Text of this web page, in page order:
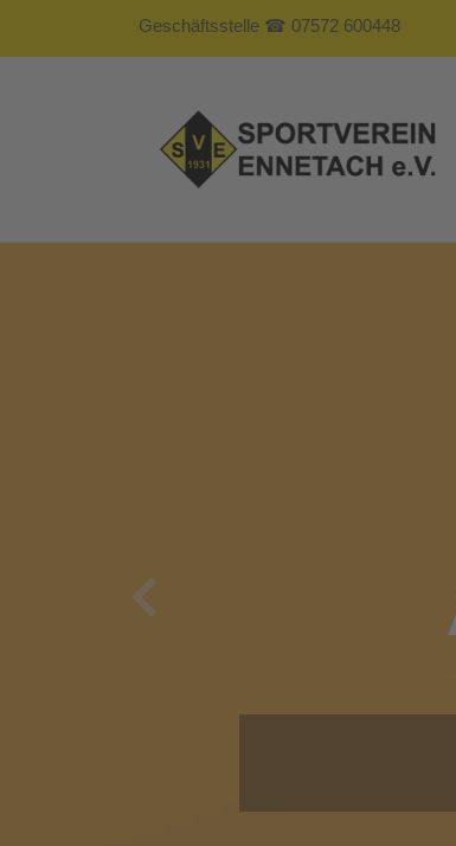
Geschäftsstelle ☎ 07572 600448
Previous